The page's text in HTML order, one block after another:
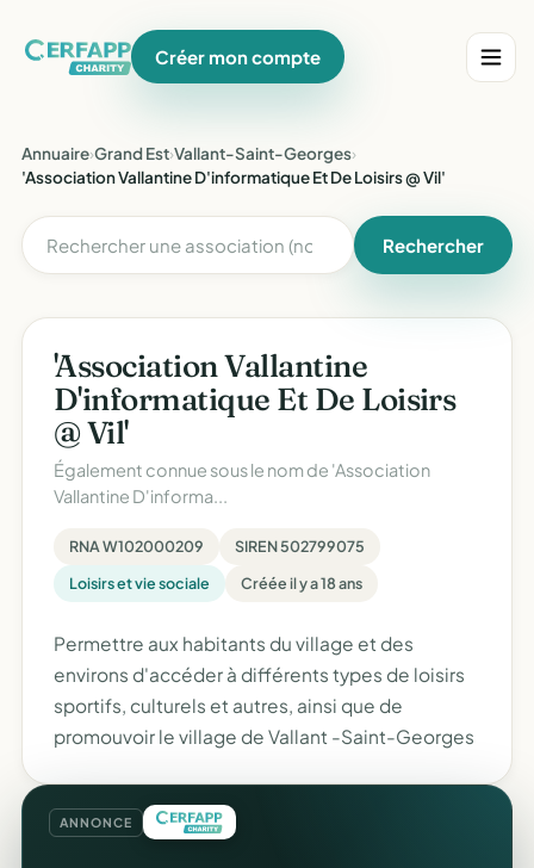
Créer mon compte
Annuaire›Grand Est›Vallant-Saint-Georges›
'Association Vallantine D'informatique Et De Loisirs @ Vil'
Rechercher
'Association Vallantine
D'informatique Et De Loisirs
@ Vil'
Également connue sous le nom de 'Association
Vallantine D'informa...
RNA W102000209
SIREN 502799075
Loisirs et vie sociale
Créée il y a 18 ans
Permettre aux habitants du village et des
environs d'accéder à différents types de loisirs
sportifs, culturels et autres, ainsi que de
promouvoir le village de Vallant -Saint-Georges
ANNONCE